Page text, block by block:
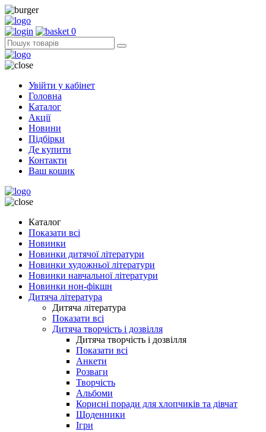
0
Увійти у кабінет
Головна
Каталог
Акції
Новини
Підбірки
Де купити
Контакти
Ваш кошик
Каталог
Показати всі
Новинки
Новинки дитячої літератури
Новинки художньої літератури
Новинки навчальної літератури
Новинки нон-фікшн
Дитяча література
Дитяча література
Показати всі
Дитяча творчість і дозвілля
Дитяча творчість і дозвілля
Показати всі
Анкети
Розваги
Творчість
Альбоми
Корисні поради для хлопчиків та дівчат
Щоденники
Ігри